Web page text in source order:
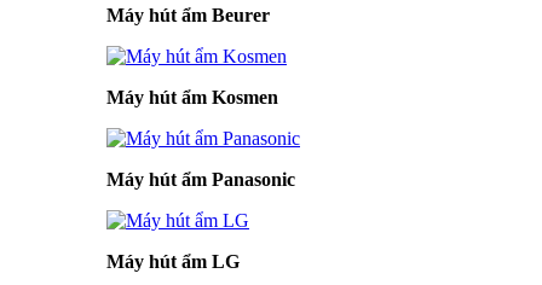
Máy hút ẩm Beurer
Máy hút ẩm Kosmen
Máy hút ẩm Panasonic
Máy hút ẩm LG